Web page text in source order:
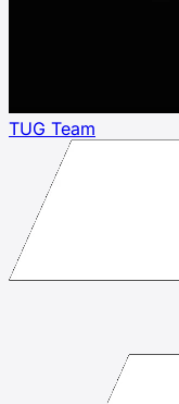
TUG Team